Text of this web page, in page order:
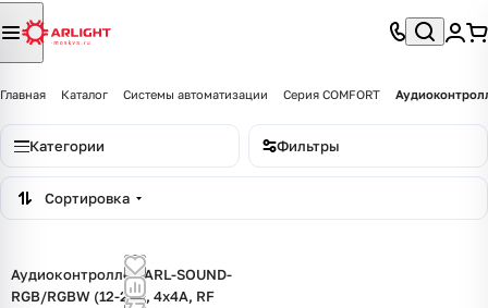
Главная Каталог Системы автоматизации Серия COMFORT
Категории Фильтры
Сортировка
Аудиоконтроллер ARL-SOUND-
RGB/RGBW (12-24V, 4x4A, RF